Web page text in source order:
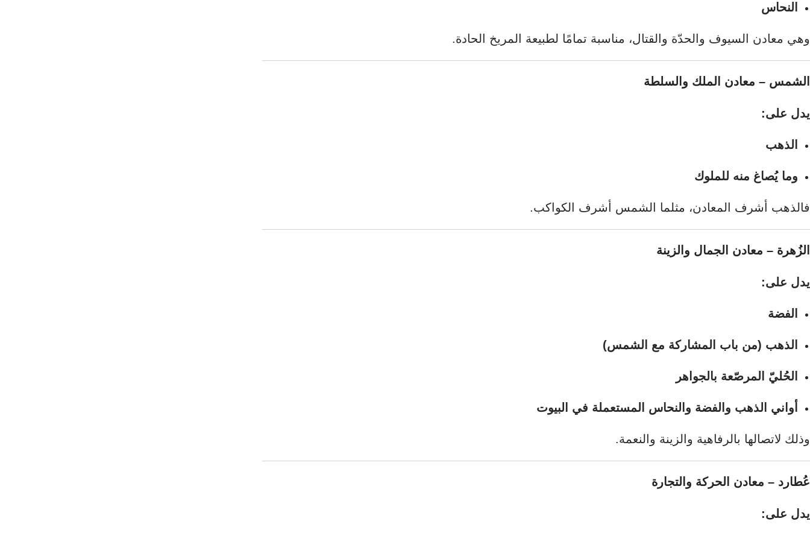
النحاس
وهي معادن السيوف والحدّة والقتال، مناسبة تمامًا لطبيعة المريخ الحادة.
الشمس – معادن الملك والسلطة
يدل على:
الذهب
وما يُصاغ منه للملوك
فالذهب أشرف المعادن، مثلما الشمس أشرف الكواكب.
الزُهرة – معادن الجمال والزينة
يدل على:
الفضة
الذهب (من باب المشاركة مع الشمس)
الحُليّ المرصّعة بالجواهر
أواني الذهب والفضة والنحاس المستعملة في البيوت
وذلك لاتصالها بالرفاهية والزينة والنعمة.
عُطارد – معادن الحركة والتجارة
يدل على:
سناب شات